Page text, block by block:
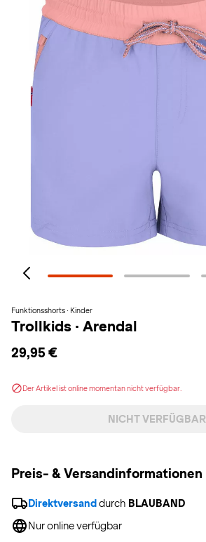
Funktionsshorts · Kinder
Trollkids · Arendal
29,95 €
Der Artikel ist online momentan nicht verfügbar.
NICHT VERFÜGBAR
Preis- & Versandinformationen
Direktversand durch BLAUBAND
Nur online verfügbar